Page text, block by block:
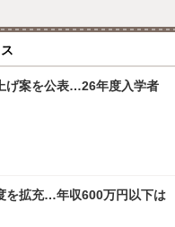
げ案を公表…26年度入学者
を拡充…年収600万円以下は